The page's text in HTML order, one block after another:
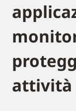
attività